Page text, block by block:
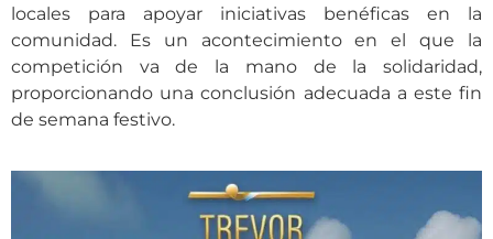
locales para apoyar iniciativas benéficas en la
comunidad. Es un acontecimiento en el que la
competición va de la mano de la solidaridad,
proporcionando una conclusión adecuada a este fin
de semana festivo.